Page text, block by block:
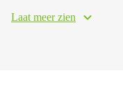
Laat meer zien